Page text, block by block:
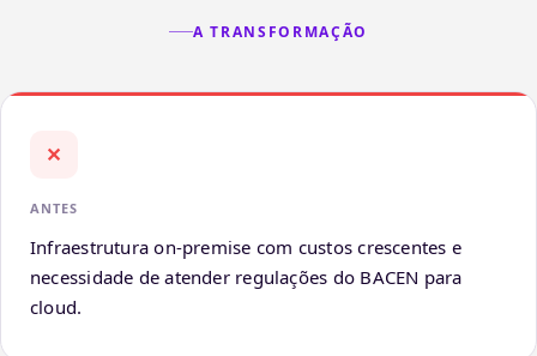
A TRANSFORMAÇÃO
✕
ANTES
Infraestrutura on-premise com custos crescentes e
necessidade de atender regulações do BACEN para
cloud.